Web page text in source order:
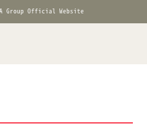
Group Official Website